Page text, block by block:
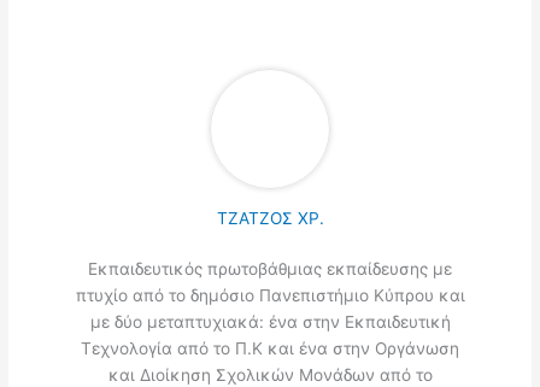
ΤΖΑΤΖΟΣ ΧΡ.
Εκπαιδευτικός πρωτοβάθμιας εκπαίδευσης με
πτυχίο από το δημόσιο Πανεπιστήμιο Κύπρου και
με δύο μεταπτυχιακά: ένα στην Εκπαιδευτική
Τεχνολογία από το Π.Κ και ένα στην Οργάνωση
και Διοίκηση Σχολικών Μονάδων από το